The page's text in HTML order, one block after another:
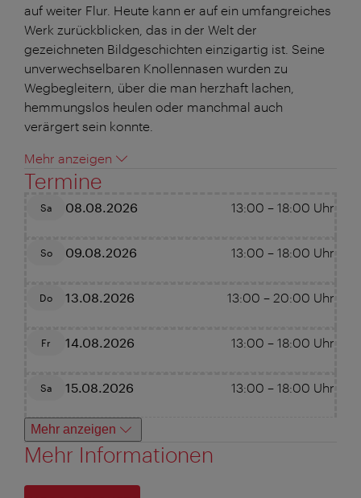
auf weiter Flur. Heute kann er auf ein umfangreiches
Werk zurückblicken, das in der Welt der
gezeichneten Bildgeschichten einzigartig ist. Seine
unverwechselbaren Knollennasen wurden zu
Wegbegleitern, über die man herzhaft lachen,
hemmungslos heulen oder manchmal auch
verärgert sein konnte.
Mehr anzeigen
Termine
Sa 08.08.2026 13:00 – 18:00 Uhr
So 09.08.2026 13:00 – 18:00 Uhr
Do 13.08.2026 13:00 – 20:00 Uhr
Fr 14.08.2026 13:00 – 18:00 Uhr
Sa 15.08.2026 13:00 – 18:00 Uhr
Mehr anzeigen
Mehr Informationen